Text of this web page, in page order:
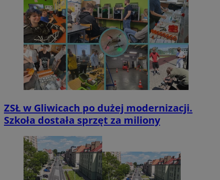
ZSŁ w Gliwicach po dużej modernizacji.
Szkoła dostała sprzęt za miliony